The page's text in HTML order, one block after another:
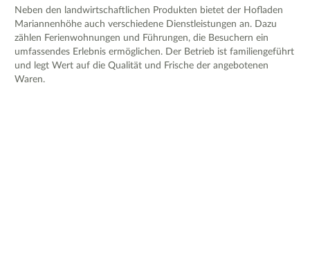
Neben den landwirtschaftlichen Produkten bietet der Hofladen
Mariannenhöhe auch verschiedene Dienstleistungen an. Dazu
zählen Ferienwohnungen und Führungen, die Besuchern ein
umfassendes Erlebnis ermöglichen. Der Betrieb ist familiengeführt
und legt Wert auf die Qualität und Frische der angebotenen
Waren.